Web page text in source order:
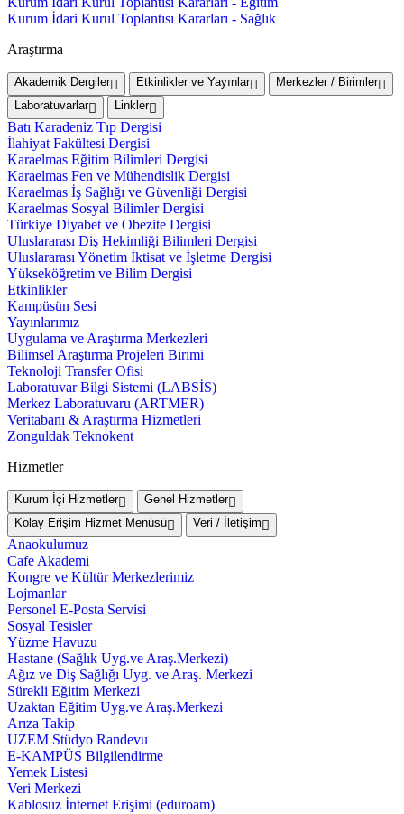
Kurum İdari Kurul Toplantısı Kararları - Sağlık
Araştırma
Akademik Dergiler Etkinlikler ve Yayınlar
Merkezler / Birimler
Laboratuvarlar
Linkler
Batı Karadeniz Tıp Dergisi
İlahiyat Fakültesi Dergisi
Karaelmas Eğitim Bilimleri Dergisi
Karaelmas Fen ve Mühendislik Dergisi
Karaelmas İş Sağlığı ve Güvenliği Dergisi
Karaelmas Sosyal Bilimler Dergisi
Türkiye Diyabet ve Obezite Dergisi
Uluslararası Diş Hekimliği Bilimleri Dergisi
Uluslararası Yönetim İktisat ve İşletme Dergisi
Yükseköğretim ve Bilim Dergisi
Etkinlikler
Kampüsün Sesi
Yayınlarımız
Uygulama ve Araştırma Merkezleri
Bilimsel Araştırma Projeleri Birimi
Teknoloji Transfer Ofisi
Laboratuvar Bilgi Sistemi (LABSİS)
Merkez Laboratuvaru (ARTMER)
Veritabanı & Araştırma Hizmetleri
Zonguldak Teknokent
Hizmetler
Kurum İçi Hizmetler
Genel Hizmetler
Kolay Erişim Hizmet Menüsü
Veri / İletişim
Anaokulumuz
Cafe Akademi
Kongre ve Kültür Merkezlerimiz
Lojmanlar
Personel E-Posta Servisi
Sosyal Tesisler
Yüzme Havuzu
Hastane (Sağlık Uyg.ve Araş.Merkezi)
Ağız ve Diş Sağlığı Uyg. ve Araş. Merkezi
Sürekli Eğitim Merkezi
Uzaktan Eğitim Uyg.ve Araş.Merkezi
Arıza Takip
UZEM Stüdyo Randevu
E-KAMPÜS Bilgilendirme
Yemek Listesi
Veri Merkezi
Kablosuz İnternet Erişimi (eduroam)